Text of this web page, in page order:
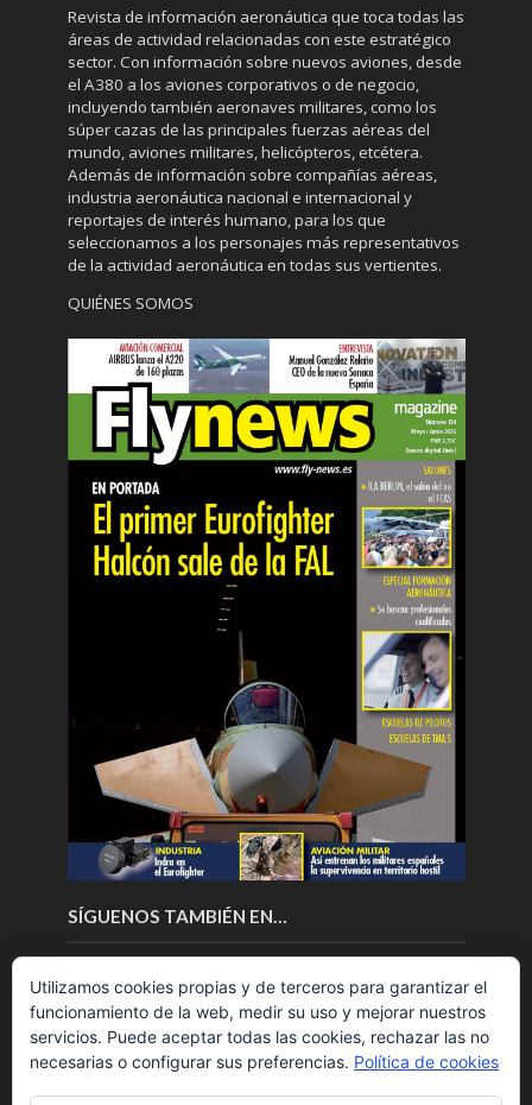
Revista de información aeronáutica que toca todas las
áreas de actividad relacionadas con este estratégico
sector. Con información sobre nuevos aviones, desde
el A380 a los aviones corporativos o de negocio,
incluyendo también aeronaves militares, como los
súper cazas de las principales fuerzas aéreas del
mundo, aviones militares, helicópteros, etcétera.
Además de información sobre compañías aéreas,
industria aeronáutica nacional e internacional y
reportajes de interés humano, para los que
seleccionamos a los personajes más representativos
de la actividad aeronáutica en todas sus vertientes.
QUIÉNES SOMOS
SÍGUENOS TAMBIÉN EN…
Utilizamos cookies propias y de terceros para garantizar el
funcionamiento de la web, medir su uso y mejorar nuestros
servicios. Puede aceptar todas las cookies, rechazar las no
necesarias o configurar sus preferencias. Política de cookies